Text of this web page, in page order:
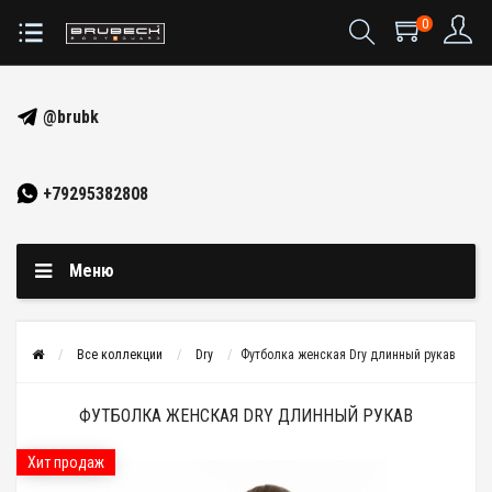
0
@brubk
+79295382808
Меню
Все коллекции Dry Футболка женская Dry длинный рукав
ФУТБОЛКА ЖЕНСКАЯ DRY ДЛИННЫЙ РУКАВ
Хит продаж